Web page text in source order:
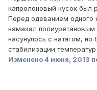
капролоновый кусок был
Перед одеванием одного
намазал
насунулось с натягом,
стабилизации
Изменено4 июня, 2013